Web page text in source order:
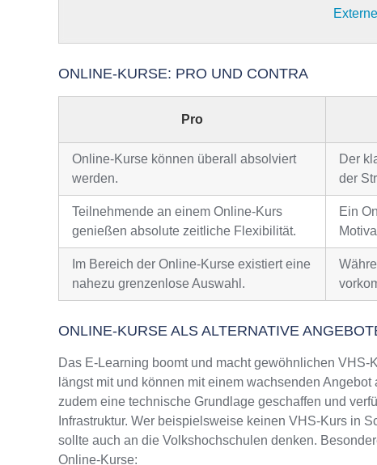
ONLINE-KURSE: PRO UND CONTRA
Pro
Online-Kurse können überall absolviert
werden.
Der
der
Teilnehmende an einem Online-Kurs
genießen absolute zeitliche Flexibilität.
Ein
Im Bereich der Online-Kurse existiert eine
nahezu grenzenlose Auswahl.
ONLINE-KURSE ALS ALTERNATIVE
Das E-Learning boomt und macht gewöhnlichen
längst mit und können mit einem wachsenden
zudem eine technische Grundlage geschaffen und
Infrastruktur. Wer beispielsweise keinen VHS-Kurs in
sollte auch an die Volkshochschulen denken.
Online-Kurse: